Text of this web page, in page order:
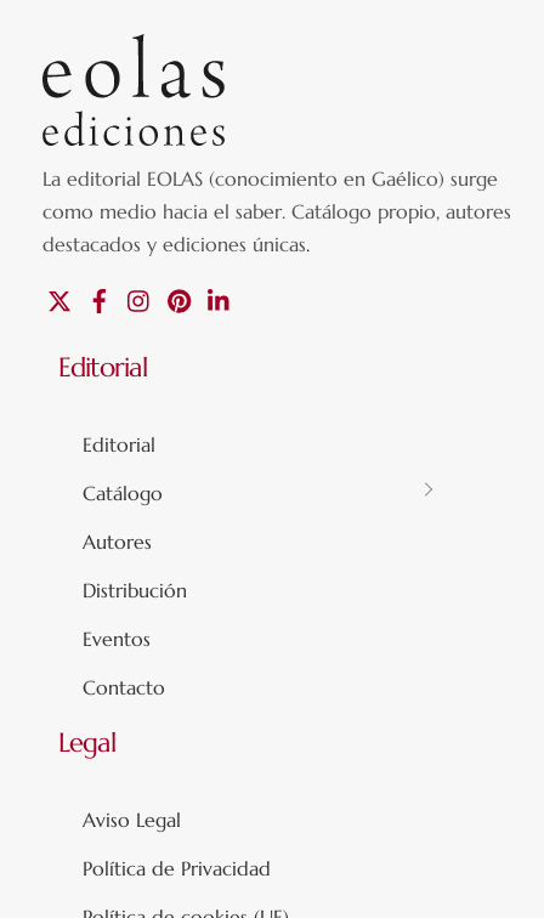
La editorial EOLAS (conocimiento en Gaélico) surge
como medio hacia el saber.Catálogo propio, autores
destacados y ediciones únicas.
FacebookInstagramPinterest
Editorial
Editorial
Catálogo
Autores
Distribución
Eventos
Contacto
Legal
Aviso Legal
Política de Privacidad